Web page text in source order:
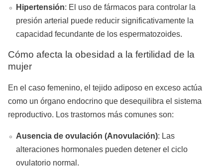
Hipertensión: El uso de fármacos para controlar la
presión arterial puede reducir significativamente la
capacidad fecundante de los espermatozoides.
Cómo afecta la obesidad a la fertilidad de la
mujer
En el caso femenino, el tejido adiposo en exceso actúa
como un órgano endocrino que desequilibra el sistema
reproductivo. Los trastornos más comunes son:
Ausencia de ovulación (Anovulación): Las
alteraciones hormonales pueden detener el ciclo
ovulatorio normal.